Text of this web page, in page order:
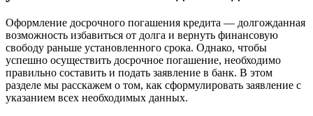
Оформление досрочного погашения кредита — долгожданная
возможность избавиться от долга и вернуть финансовую
свободу раньше установленного срока. Однако, чтобы
успешно осуществить досрочное погашение, необходимо
правильно составить и подать заявление в банк. В этом
разделе мы расскажем о том, как сформулировать заявление с
указанием всех необходимых данных.